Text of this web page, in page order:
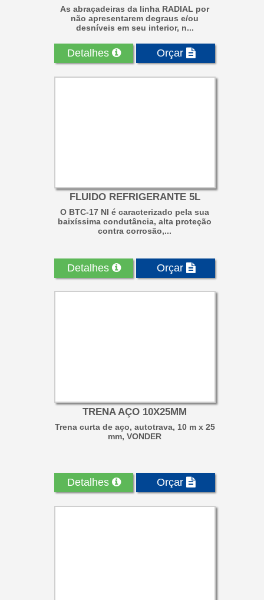
As abraçadeiras da linha RADIAL por
não apresentarem degraus e/ou
desníveis em seu interior, n...
Detalhes Orçar
FLUIDO REFRIGERANTE 5L
O BTC-17 NI é caracterizado pela sua
baixíssima condutância, alta proteção
contra corrosão,...
Detalhes Orçar
TRENA AÇO 10X25MM
Trena curta de aço, autotrava, 10 m x 25
mm, VONDER
Detalhes Orçar